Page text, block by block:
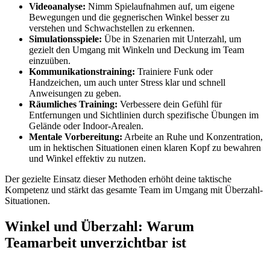
Videoanalyse: Nimm Spielaufnahmen auf, um eigene
Bewegungen und die gegnerischen Winkel besser zu
verstehen und Schwachstellen zu erkennen.
Simulationsspiele: Übe in Szenarien mit Unterzahl, um
gezielt den Umgang mit Winkeln und Deckung im Team
einzuüben.
Kommunikationstraining: Trainiere Funk oder
Handzeichen, um auch unter Stress klar und schnell
Anweisungen zu geben.
Räumliches Training: Verbessere dein Gefühl für
Entfernungen und Sichtlinien durch spezifische Übungen im
Gelände oder Indoor-Arealen.
Mentale Vorbereitung: Arbeite an Ruhe und Konzentration,
um in hektischen Situationen einen klaren Kopf zu bewahren
und Winkel effektiv zu nutzen.
Der gezielte Einsatz dieser Methoden erhöht deine taktische
Kompetenz und stärkt das gesamte Team im Umgang mit Überzahl-
Situationen.
Winkel und Überzahl: Warum
Teamarbeit unverzichtbar ist